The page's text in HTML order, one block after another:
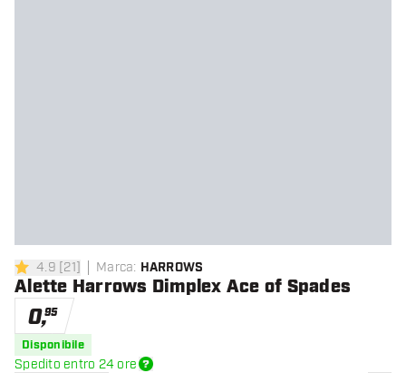
4.9 stelle di valutazione
4.9 [21] Marca: HARROWS
Alette Harrows Dimplex Ace of Spades
0,95
Disponibile
Spedito entro 24 ore